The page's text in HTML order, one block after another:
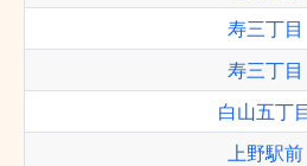
寿三丁目
寿三丁目
白山五丁
上野駅前